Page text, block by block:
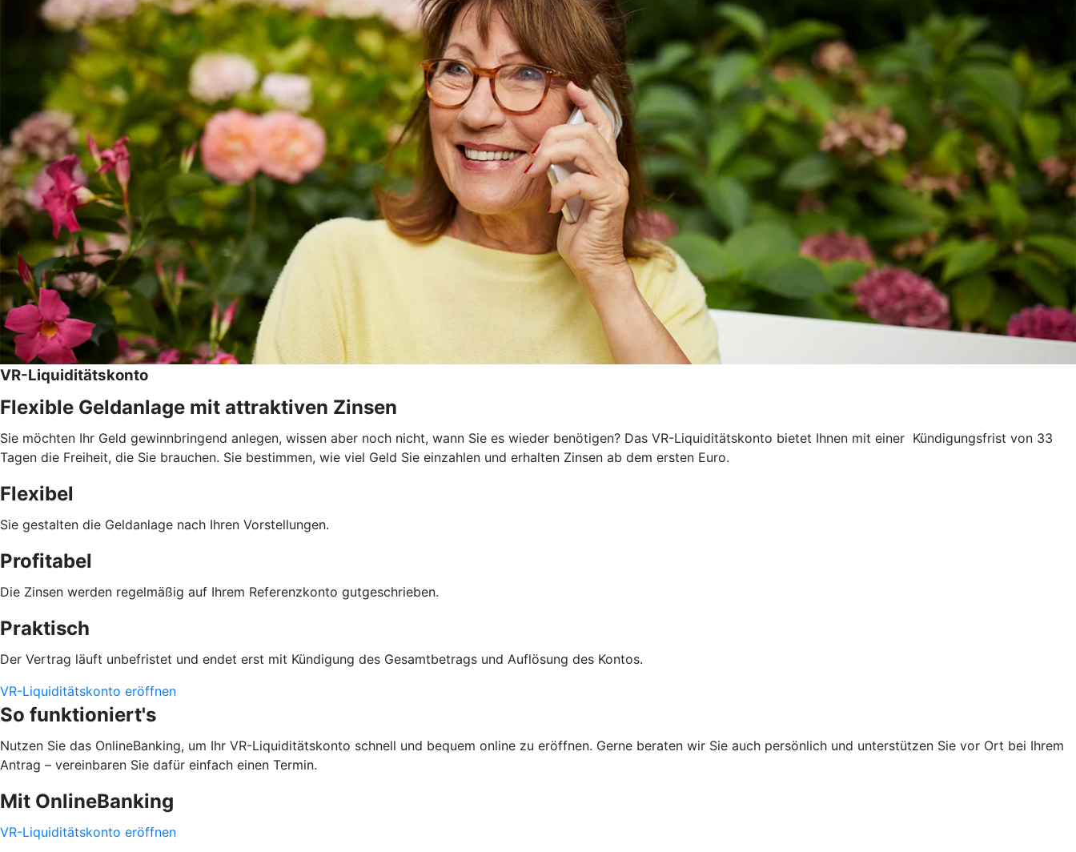
VR-Liquiditätskonto
Flexible Geldanlage mit attraktiven Zinsen
Sie möchten Ihr Geld gewinnbringend anlegen, wissen aber noch nicht, wann Sie es wieder benötigen? Das VR-Liquiditätskonto bietet Ihnen mit einer Kündigungsfrist von 33
Tagen die Freiheit, die Sie brauchen. Sie bestimmen, wie viel Geld Sie einzahlen und erhalten Zinsen ab dem ersten Euro.
Flexibel
Sie gestalten die Geldanlage nach Ihren Vorstellungen.
Profitabel
Die Zinsen werden regelmäßig auf Ihrem Referenzkonto gutgeschrieben.
Praktisch
Der Vertrag läuft unbefristet und endet erst mit Kündigung des Gesamtbetrags und Auflösung des Kontos.
VR-Liquiditätskonto eröffnen
So funktioniert's
Nutzen Sie das OnlineBanking, um Ihr VR-Liquiditätskonto schnell und bequem online zu eröffnen. Gerne beraten wir Sie auch persönlich und unterstützen Sie vor Ort bei Ihrem
Antrag – vereinbaren Sie dafür einfach einen Termin.
Mit OnlineBanking
VR-Liquiditätskonto eröffnen